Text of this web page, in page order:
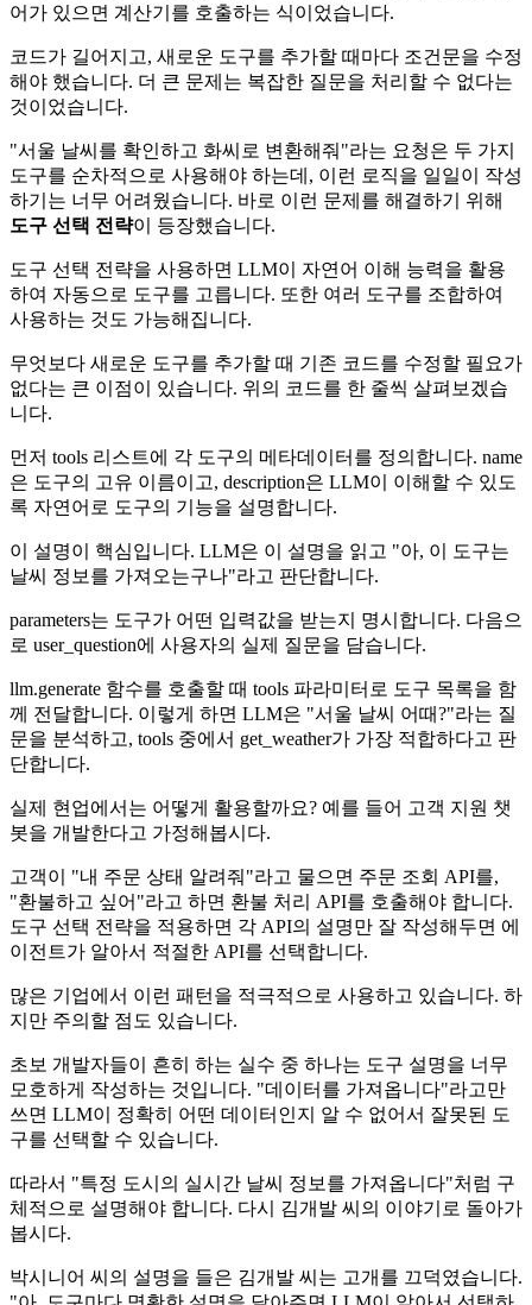
어가 있으면 계산기를 호출하는 식이었습니다.
코드가 길어지고, 새로운 도구를 추가할 때마다 조건문을 수정
해야 했습니다. 더 큰 문제는 복잡한 질문을 처리할 수 없다는
것이었습니다.
"서울 날씨를 확인하고 화씨로 변환해줘"라는 요청은 두 가지
도구를 순차적으로 사용해야 하는데, 이런 로직을 일일이 작성
하기는 너무 어려웠습니다. 바로 이런 문제를 해결하기 위해
도구 선택 전략이 등장했습니다.
도구 선택 전략을 사용하면 LLM이 자연어 이해 능력을 활용
하여 자동으로 도구를 고릅니다. 또한 여러 도구를 조합하여
사용하는 것도 가능해집니다.
무엇보다 새로운 도구를 추가할 때 기존 코드를 수정할 필요가
없다는 큰 이점이 있습니다. 위의 코드를 한 줄씩 살펴보겠습
니다.
먼저 tools 리스트에 각 도구의 메타데이터를 정의합니다. name
은 도구의 고유 이름이고, description은 LLM이 이해할 수 있도
록 자연어로 도구의 기능을 설명합니다.
이 설명이 핵심입니다. LLM은 이 설명을 읽고 "아, 이 도구는
날씨 정보를 가져오는구나"라고 판단합니다.
parameters는 도구가 어떤 입력값을 받는지 명시합니다. 다음으
로 user_question에 사용자의 실제 질문을 담습니다.
llm.generate 함수를 호출할 때 tools 파라미터로 도구 목록을 함
께 전달합니다. 이렇게 하면 LLM은 "서울 날씨 어때?"라는 질
문을 분석하고, tools 중에서 get_weather가 가장 적합하다고 판
단합니다.
실제 현업에서는 어떻게 활용할까요? 예를 들어 고객 지원 챗
봇을 개발한다고 가정해봅시다.
고객이 "내 주문 상태 알려줘"라고 물으면 주문 조회 API를,
"환불하고 싶어"라고 하면 환불 처리 API를 호출해야 합니다.
도구 선택 전략을 적용하면 각 API의 설명만 잘 작성해두면 에
이전트가 알아서 적절한 API를 선택합니다.
많은 기업에서 이런 패턴을 적극적으로 사용하고 있습니다. 하
지만 주의할 점도 있습니다.
초보 개발자들이 흔히 하는 실수 중 하나는 도구 설명을 너무
모호하게 작성하는 것입니다. "데이터를 가져옵니다"라고만
쓰면 LLM이 정확히 어떤 데이터인지 알 수 없어서 잘못된 도
구를 선택할 수 있습니다.
따라서 "특정 도시의 실시간 날씨 정보를 가져옵니다"처럼 구
체적으로 설명해야 합니다. 다시 김개발 씨의 이야기로 돌아가
봅시다.
박시니어 씨의 설명을 들은 김개발 씨는 고개를 끄덕였습니다.